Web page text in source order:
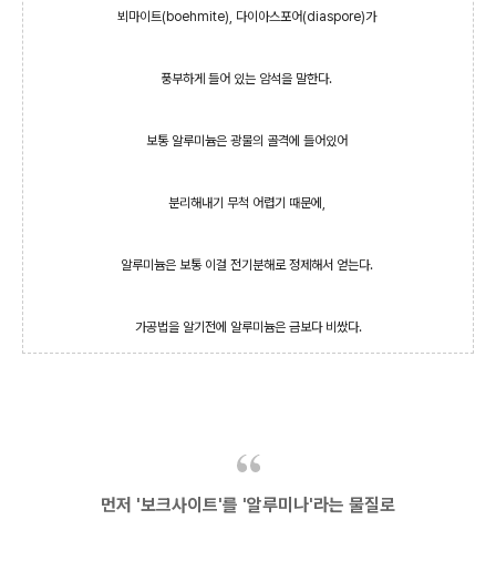
뵈마이트(boehmite), 다이아스포어(diaspore)가
풍부하게 들어 있는 암석을 말한다.
보통 알루미늄은 광물의 골격에 들어있어
분리해내기 무척 어렵기 때문에,
알루미늄은 보통 이걸 전기분해로 정제해서 얻는다.
가공법을 알기전에 알루미늄은 금보다 비쌌다.
먼저 '보크사이트'를 '알루미나'라는 물질로